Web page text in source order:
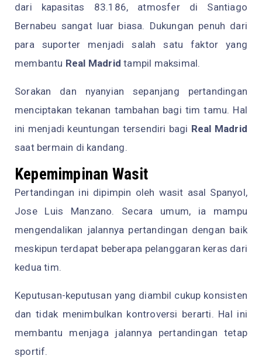
dari kapasitas 83.186, atmosfer di Santiago
Bernabeu sangat luar biasa. Dukungan penuh dari
para suporter menjadi salah satu faktor yang
membantu Real Madrid tampil maksimal.
Sorakan dan nyanyian sepanjang pertandingan
menciptakan tekanan tambahan bagi tim tamu. Hal
ini menjadi keuntungan tersendiri bagi Real Madrid
saat bermain di kandang.
Kepemimpinan Wasit
Pertandingan ini dipimpin oleh wasit asal Spanyol,
Jose Luis Manzano. Secara umum, ia mampu
mengendalikan jalannya pertandingan dengan baik
meskipun terdapat beberapa pelanggaran keras dari
kedua tim.
Keputusan-keputusan yang diambil cukup konsisten
dan tidak menimbulkan kontroversi berarti. Hal ini
membantu menjaga jalannya pertandingan tetap
sportif.